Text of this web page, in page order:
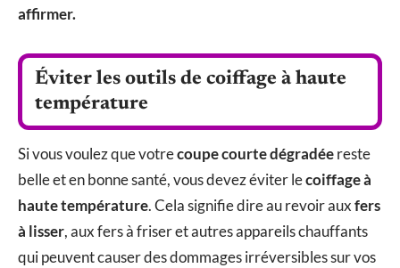
affirmer.
Éviter les outils de coiffage à haute
température
Si vous voulez que votrecoupe courte dégradéereste
belle et en bonne santé, vous devez éviter lecoiffage à
haute température. Cela signifie dire au revoir auxfers
à lisser, aux fers à friser et autres appareils chauffants
qui peuvent causer des dommages irréversibles sur vos